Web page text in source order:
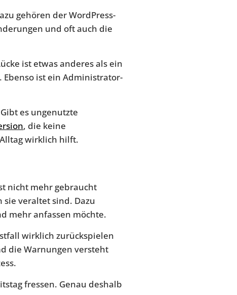
gehören der WordPress-
und oft auch die
ist etwas anderes als ein
ist ein Administrator-
es ungenutzte
, die keine
wirklich hilft.
nicht mehr gebraucht
veraltet sind. Dazu
mehr anfassen möchte.
wirklich zurückspielen
die Warnungen versteht
fressen. Genau deshalb